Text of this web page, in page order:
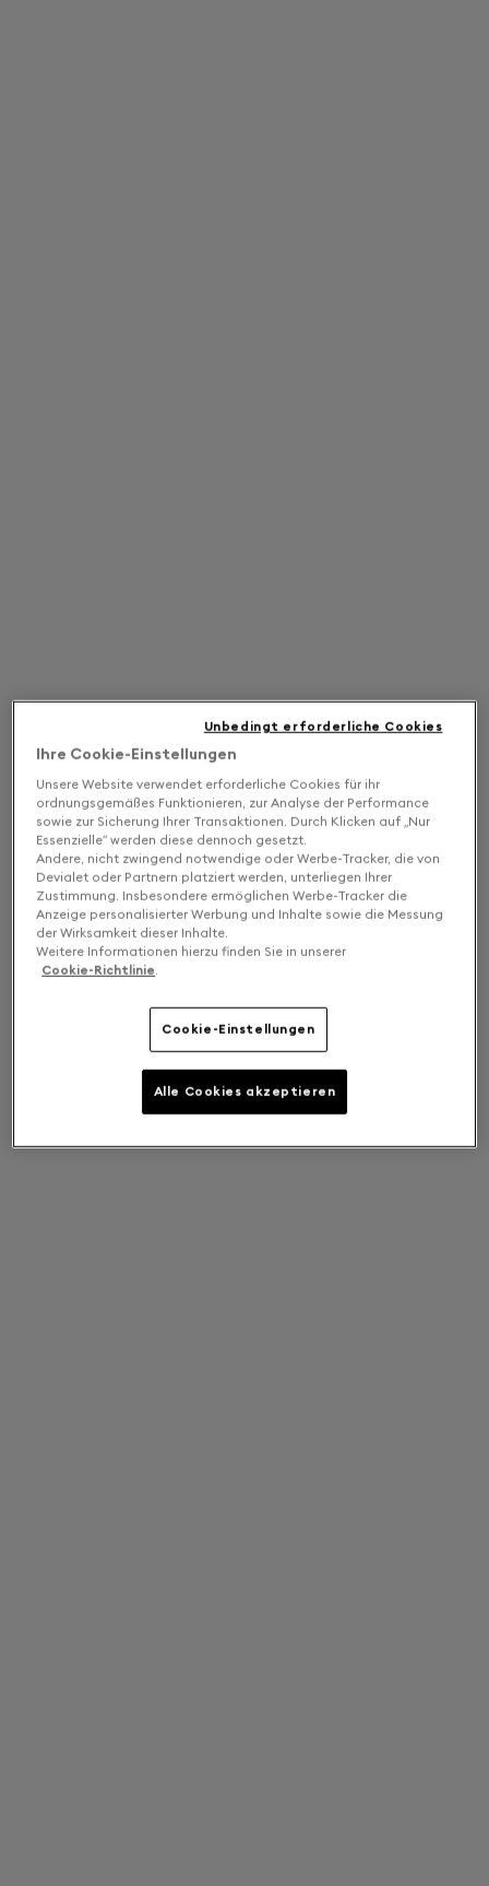
Ihre Cookie-Einstellungen
Unsere Website verwendet erforderliche Cookies für ihr
ordnungsgemäßes Funktionieren, zur Analyse der Performance
sowie zur Sicherung Ihrer Transaktionen. Durch Klicken auf „Nur
Essenzielle“ werden diese dennoch gesetzt.
Andere, nicht zwingend notwendige oder Werbe-Tracker, die von
Devialet oder Partnern platziert werden, unterliegen Ihrer
Zustimmung. Insbesondere ermöglichen Werbe-Tracker die
Anzeige personalisierter Werbung und Inhalte sowie die Messung
der Wirksamkeit dieser Inhalte.
Weitere Informationen hierzu finden Sie in unserer
Cookie-Richtlinie.
Cookie-Einstellungen
Unbedingt erforderliche Cookies
Alle Cookies akzeptieren